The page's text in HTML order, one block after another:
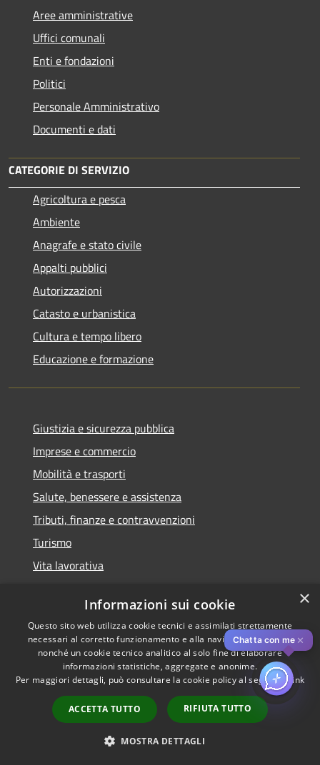
Aree amministrative
Uffici comunali
Enti e fondazioni
Politici
Personale Amministrativo
Documenti e dati
CATEGORIE DI SERVIZIO
Agricoltura e pesca
Ambiente
Anagrafe e stato civile
Appalti pubblici
Autorizzazioni
Catasto e urbanistica
Cultura e tempo libero
Educazione e formazione
Giustizia e sicurezza pubblica
Imprese e commercio
Mobilità e trasporti
Salute, benessere e assistenza
Tributi, finanze e contravvenzioni
Turismo
Vita lavorativa
Notizie
Comunicati
Avvisi
VIVERE IL COMUNE
Chatta con me ✕
×
Informazioni sui cookie
Questo sito web utilizza cookie tecnici e assimilati strettamente
necessari al corretto funzionamento e alla navigazione del sito,
nonché un cookie tecnico analitico al solo fine di elaborare
informazioni statistiche, aggregate e anonime.
Per maggiori dettagli, può consultare la cookie policy al seguente link
ACCETTA TUTTO RIFIUTA TUTTO
MOSTRA DETTAGLI